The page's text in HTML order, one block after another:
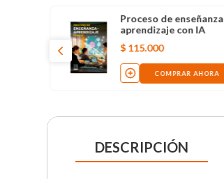
Proceso de enseñanza
aprendizaje con IA
$ 115.000
COMPRAR AHORA
DESCRIPCIÓN